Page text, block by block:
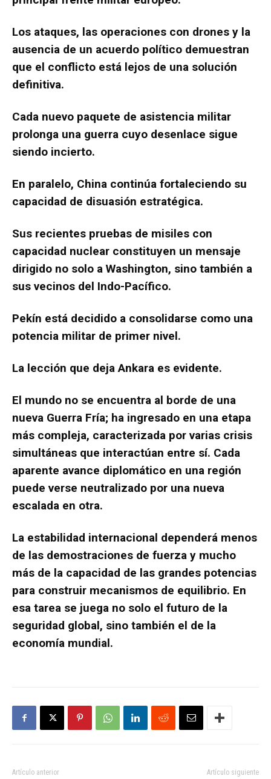
Los ataques, las operaciones con drones y la
ausencia de un acuerdo político demuestran
que el conflicto está lejos de una solución
definitiva.
Cada nuevo paquete de asistencia militar
prolonga una guerra cuyo desenlace sigue
siendo incierto.
En paralelo, China continúa fortaleciendo su
capacidad de disuasión estratégica.
Sus recientes pruebas de misiles con
capacidad nuclear constituyen un mensaje
dirigido no solo a Washington, sino también a
sus vecinos del Indo-Pacífico.
Pekín está decidido a consolidarse como una
potencia militar de primer nivel.
La lección que deja Ankara es evidente.
El mundo no se encuentra al borde de una
nueva Guerra Fría; ha ingresado en una etapa
más compleja, caracterizada por varias crisis
simultáneas que interactúan entre sí. Cada
aparente avance diplomático en una región
puede verse neutralizado por una nueva
escalada en otra.
La estabilidad internacional dependerá menos
de las demostraciones de fuerza y mucho
más de la capacidad de las grandes potencias
para construir mecanismos de equilibrio. En
esa tarea se juega no solo el futuro de la
seguridad global, sino también el de la
economía mundial.
Artículo anterior Artículo siguiente